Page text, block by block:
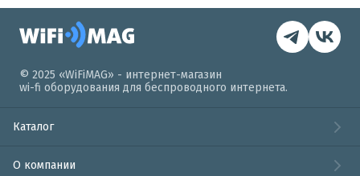
© 2025 «WiFiMAG» - интернет-магазин
wi-fi оборудования для беспроводного интернета.
Каталог
О компании